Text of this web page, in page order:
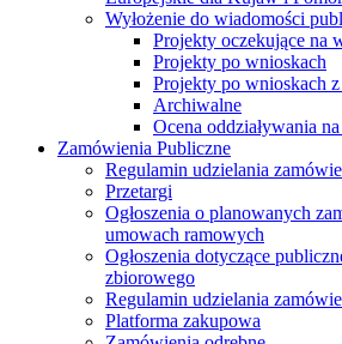
Wyłożenie do wiadomości
Projekty oczekujące na
Projekty po wnioskach
Projekty po wnioskach
Archiwalne
Ocena oddziaływania
Zamówienia Publiczne
Regulamin udzielania
Przetargi
Ogłoszenia o planowanych
umowach ramowych
Ogłoszenia dotyczące
zbiorowego
Regulamin udzielania
Platforma zakupowa